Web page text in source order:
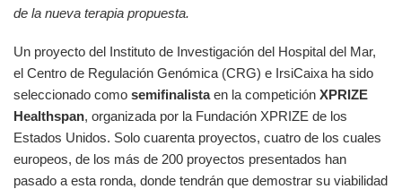
de la nueva terapia propuesta.
Un proyecto del Instituto de Investigación del Hospital del Mar,
el Centro de Regulación Genómica (CRG) e IrsiCaixa ha sido
seleccionado como semifinalistaen la competición XPRIZE
Healthspan, organizada por la Fundación XPRIZE de los
Estados Unidos. Solo cuarenta proyectos, cuatro de los cuales
europeos, de los más de 200 proyectos presentados han
pasado a esta ronda, donde tendrán que demostrar su viabilidad